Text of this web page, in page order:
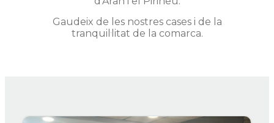
Gaudeix de les nostres cases i de la
tranquil·litat de la comarca.